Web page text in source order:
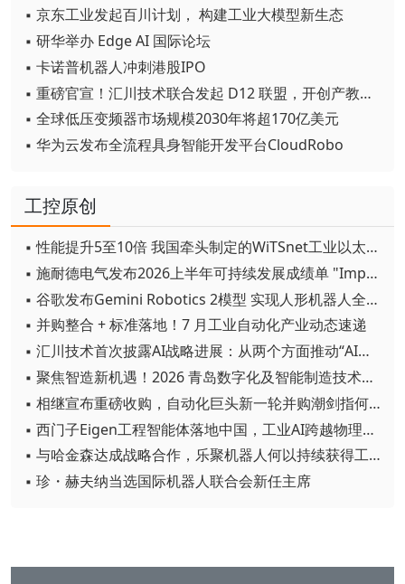
▪ 京东工业发起百川计划， 构建工业大模型新生态
▪ 研华举办 Edge AI 国际论坛
▪ 卡诺普机器人冲刺港股IPO
▪ 重磅官宣！汇川技术联合发起 D12 联盟，开创产教融合新范式
▪ 全球低压变频器市场规模2030年将超170亿美元
▪ 华为云发布全流程具身智能开发平台CloudRobo
工控原创
▪ 性能提升5至10倍 我国牵头制定的WiTSnet工业以太网国际标准正式发布
▪ 施耐德电气发布2026上半年可持续发展成绩单 "Impact 2030"路线图开局稳健
▪ 谷歌发布Gemini Robotics 2模型 实现人形机器人全身智能控制突破
▪ 并购整合 + 标准落地！7 月工业自动化产业动态速递
▪ 汇川技术首次披露AI战略进展：从两个方面推动“AI业务化”落地
▪ 聚焦智造新机遇！2026 青岛数字化及智能制造技术论坛圆满落幕
▪ 相继宣布重磅收购，自动化巨头新一轮并购潮剑指何方？
▪ 西门子Eigen工程智能体落地中国，工业AI跨越物理世界“确定性”拐点
▪ 与哈金森达成战略合作，乐聚机器人何以持续获得工业巨头青睐？
▪ 珍・赫夫纳当选国际机器人联合会新任主席